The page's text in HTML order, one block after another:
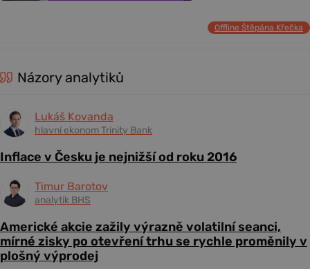
Offline Štěpána Křečka
Názory analytiků
Lukáš Kovanda
hlavní ekonom Trinity Bank
Inflace v Česku je nejnižší od roku 2016
Timur Barotov
analytik BHS
Americké akcie zažily výrazně volatilní seanci,
mírné zisky po otevření trhu se rychle proměnily v
plošný výprodej